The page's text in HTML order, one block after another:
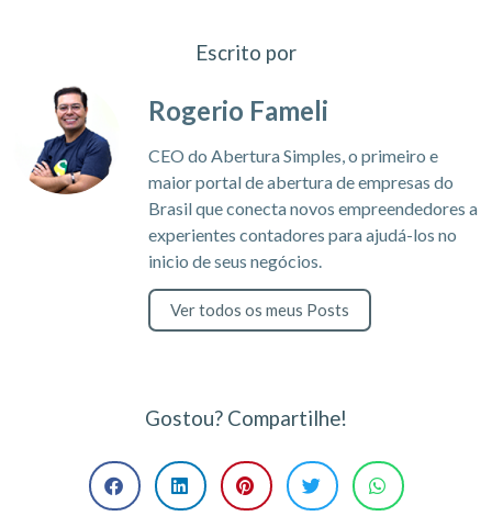
Escrito por
Rogerio Fameli
CEO do Abertura Simples, o primeiro e
maior portal de abertura de empresas do
Brasil que conecta novos empreendedores a
experientes contadores para ajudá-los no
inicio de seus negócios.
Ver todos os meus Posts
Gostou? Compartilhe!